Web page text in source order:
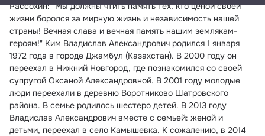
Рассохин: "Мы должны чтить память тех, кто ценой своей
жизни боролся за мирную жизнь и независимость нашей
страны! Вечная слава и вечная память нашим землякам-
героям!" Ким Владислав Александрович родился 1 января
1972 года в городе Джамбул (Казахстан). В 2000 году он
переехал в Нижний Новгород, где познакомился со своей
супругой Оксаной Александровной. В 2001 году молодые
люди переехали в деревню Воротниково Шатровского
района. В семье родилось шестеро детей. В 2013 году
Владислав Александрович вместе с семьей: женой и
детьми, переехал в село Камышевка. К сожалению, в 2014